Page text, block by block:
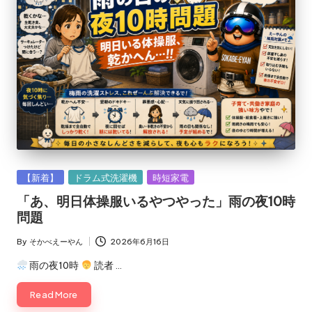
え
ー
や
ん
え
る
で！
Posted
【新着】 ドラム式洗濯機 時短家電
「あ、明日体操服いるやつやった」雨の夜10時
問題
Posted
by
By そかべえーやん 2026年6月16日
雨の夜10時 読者 …
Read More